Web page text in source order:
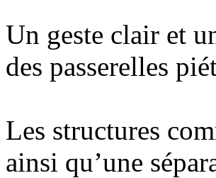
Un geste clair et
des passerelles
Les structures
ainsi qu’une